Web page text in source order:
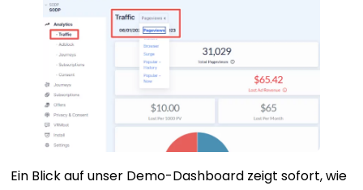
Ein Blick auf unser Demo-Dashboard zeigt sofort, wie